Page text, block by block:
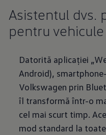
Asistentul dvs.
pentru vehicule
Datorită aplicației
Android),
Volkswagen prin
îl transformă într-o
cel mai scurt timp.
mod standard la